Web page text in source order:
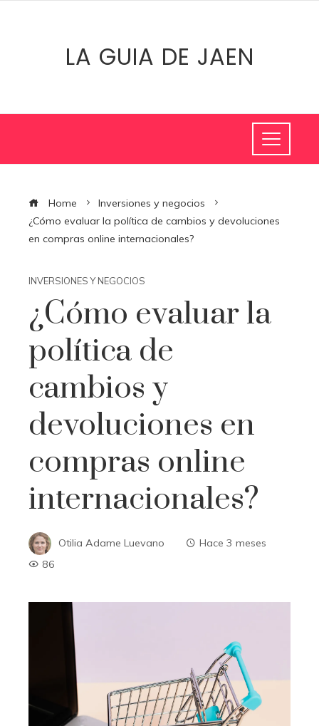
LA GUIA DE JAEN
Home
Inversiones y negocios
¿Cómo evaluar la política de cambios y devoluciones
en compras online internacionales?
INVERSIONES Y NEGOCIOS
¿Cómo evaluar la
política de
cambios y
devoluciones en
compras online
internacionales?
Otilia Adame Luevano
Hace 3 meses
86